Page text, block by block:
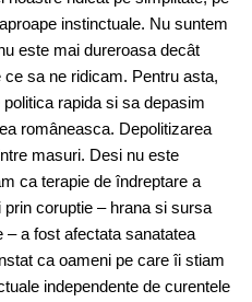
instinctuale. Nu suntem
este mai dureroasa decât
sa ne ridicam. Pentru asta,
rapida si sa depasim
româneasca. Depolitizarea
masuri. Desi nu este
ca terapie de îndreptare a
coruptie – hrana si sursa
– a fost afectata sanatatea
ca oameni pe care îi stiam
independente de curentele